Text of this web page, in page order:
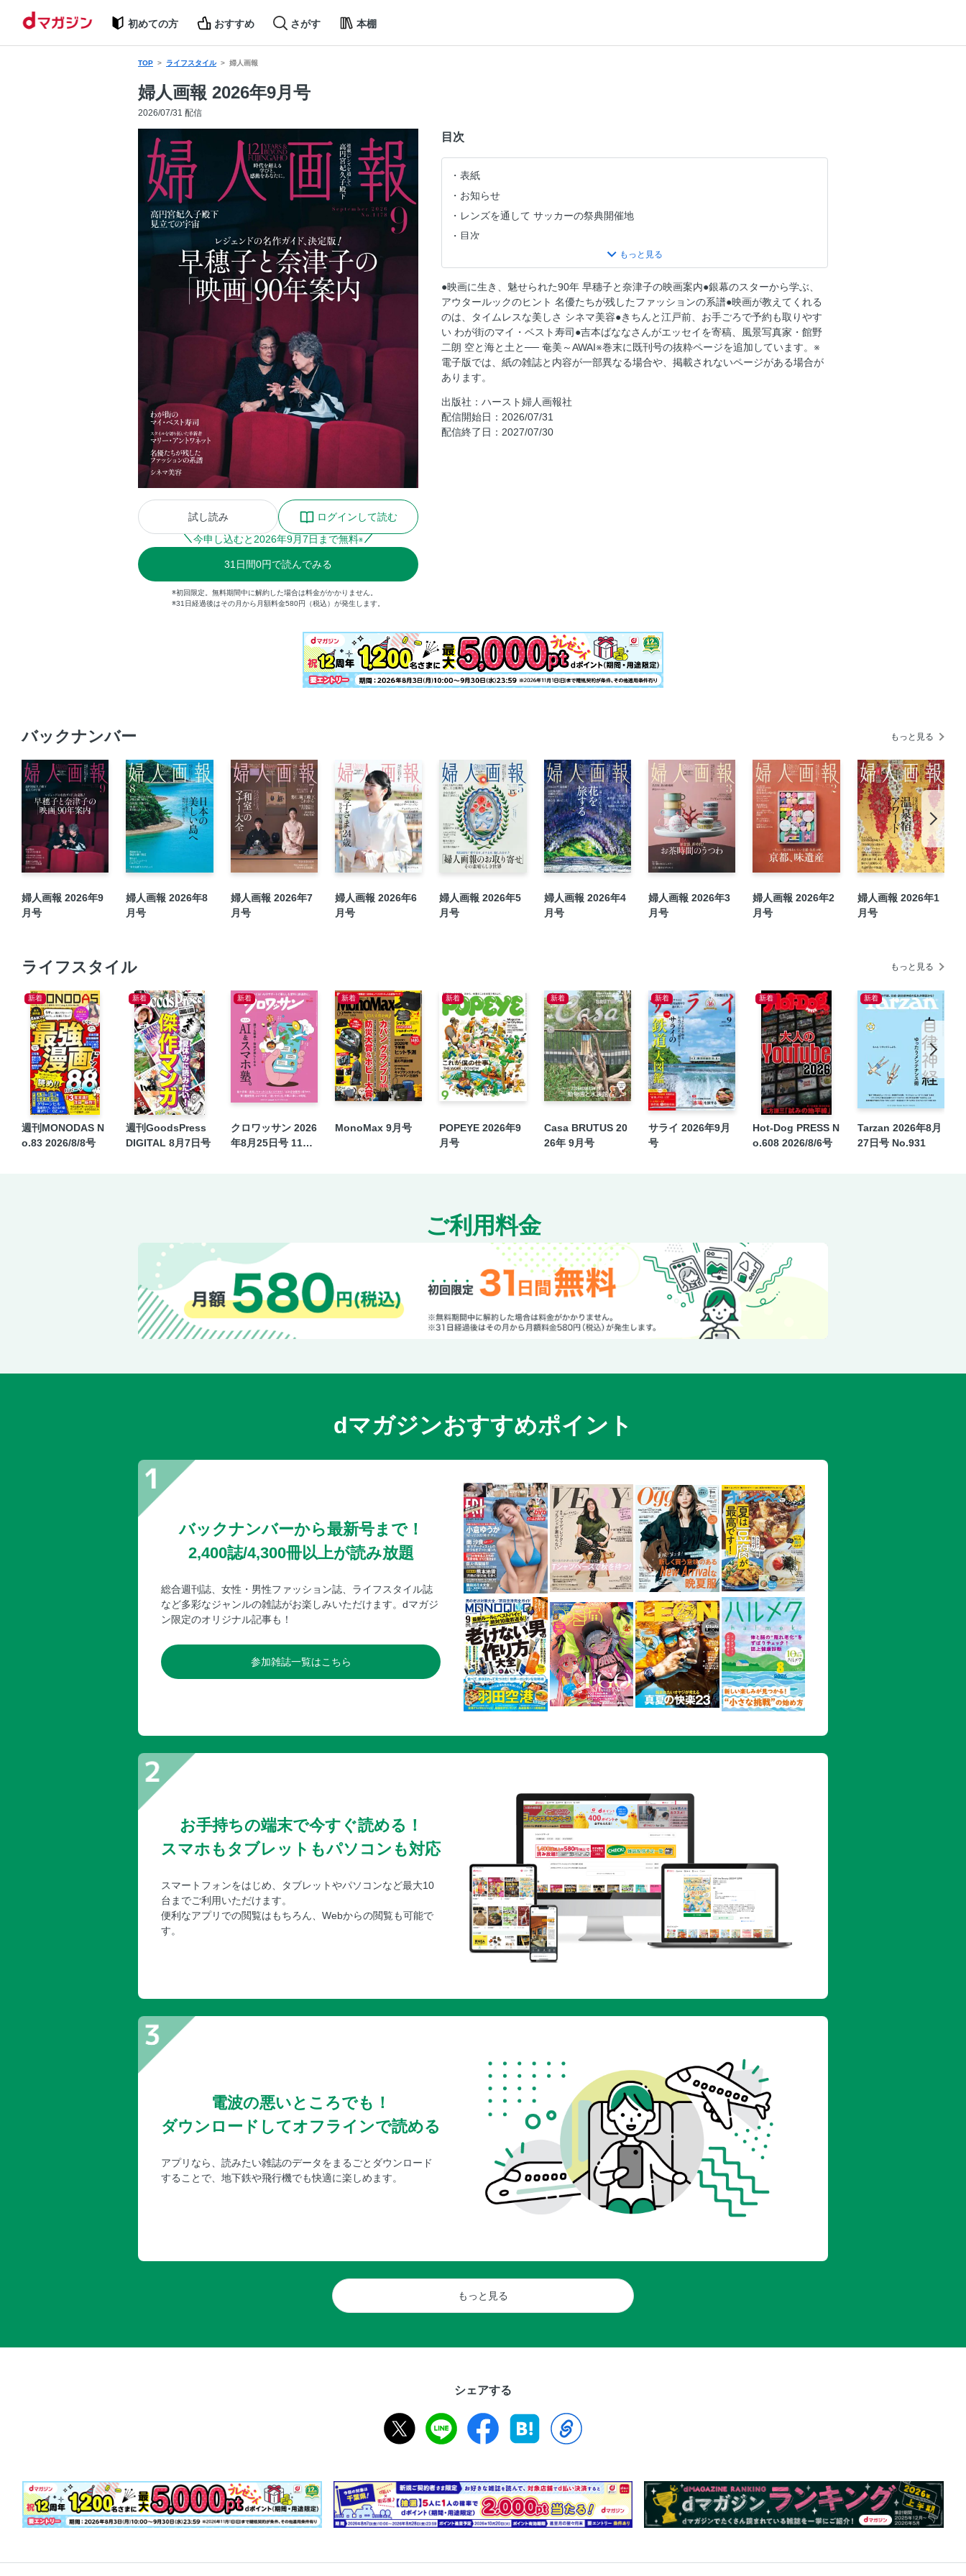
初めての方 おすすめ さがす 本棚
TOP ライフスタイル 婦人画報
婦人画報 2026年9月号
2026/07/31 配信
試し読み
ログインして読む
今申し込むと 2026年9月7日まで無料※
31 日間0円で読んでみる
※初回限定。無料期間中に解約した場合は料金がかかりません。
※31日経過後はその月から月額料金580円（税込）が発生します。
目次
表紙
お知らせ
レンズを通して サッカーの祭典開催地
目次
加藤峰子［パティシエ］ × 宮田裕章［データサイエンティスト］ 一皿の光 百年
先のデザート 9月 陰翳の光
Echoes of Time 時を纏う September No.6 意匠を楽しむワンピース
「気配」のレッスン 第十五回 三十年目の朝靄
見立ての宇宙
奄美～AWAI
『婦人画報』定期購読のご案内
映画史とともに歩んだふたりの軌跡
早穗子と奈津子の人生を変えた映画
記憶の現在地 ［ディオール］
季節のきもの通信［長月］ 夏の絣の味わい
シネマ美容
婦人画報のお取り寄せ 15周年の感謝を込めて。 暮らしを彩る名品と、 新たな
感動をお届けします。
わが街の マイ・ベスト寿司
マリー・アントワネット という生き方
ジェラートの 可能性
杉本博司の折々の花 第六十六回 お釈迦さま
岡本翔子の心理占星術 8月1日～8月31日
次号予告
【電子版特典】『婦人画報』2026年9月号 バックナンバーの人気記事をお届け
します!
【電子版特典】いまこそ、古今東西の名作を読もう 人生を変える小説120
●映画に生き、魅せられた90年 早穗子と奈津子の映画案内●銀幕のスターから学ぶ、
アウタールックのヒント 名優たちが残したファッションの系譜●映画が教えてくれる
のは、タイムレスな美しさ シネマ美容●きちんと江戸前、お手ごろで予約も取りやす
い わが街のマイ・ベスト寿司●吉本ばななさんがエッセイを寄稿、風景写真家・館野
二朗 空と海と土と── 奄美～AWAI※巻末に既刊号の抜粋ページを追加しています。※
電子版では、紙の雑誌と内容が一部異なる場合や、掲載されないページがある場合が
あります。
出版社：ハースト婦人画報社
配信開始日：2026/07/31
配信終了日：2027/07/30
バックナンバー もっと見る
婦人画報 2026年9
月号
婦人画報 2026年8
月号
婦人画報 2026年7
月号
婦人画報 2026年6
月号
婦人画報 2026年5
月号
婦人画報 2026年4
月号
婦人画報 2026年3
月号
婦人画報 2026年2
月号
婦人画報 2026年1
月号
ライフスタイル もっと見る
新着
週刊MONODAS N
o.83 2026/8/8号
新着
週刊GoodsPress
DIGITAL 8月7日号
新着
クロワッサン 2026
年8月25日号 1171
新着
MonoMax 9月号
新着
POPEYE 2026年9
月号
新着
Casa BRUTUS 20
26年 9月号
新着
サライ 2026年9月
号
新着
Hot-Dog PRESS N
o.608 2026/8/6号
新着
Tarzan 2026年8月
27日号 No.931
ご利用料金
dマガジンおすすめポイント
バックナンバーから最新号まで！
2,400誌/4,300冊以上が読み放題
総合週刊誌、女性・男性ファッション誌、ライフスタイル誌
など多彩なジャンルの雑誌がお楽しみいただけます。dマガジ
ン限定のオリジナル記事も！
参加雑誌一覧はこちら
お手持ちの端末で今すぐ読める！
スマホもタブレットもパソコンも対応
スマートフォンをはじめ、タブレットやパソコンなど最大10
台までご利用いただけます。
便利なアプリでの閲覧はもちろん、Webからの閲覧も可能で
す。
電波の悪いところでも！
ダウンロードしてオフラインで読める
アプリなら、読みたい雑誌のデータをまるごとダウンロード
することで、地下鉄や飛行機でも快適に楽しめます。
もっと見る
シェアする